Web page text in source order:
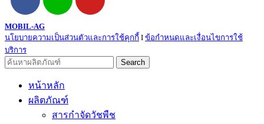
MOBIL-AG
นโยบายความเป็นส่วนตัวและการใช้คุกกี้ I ข้อกำหนดและเงื่อนไขการใช้
บริการ
Search
หน้าหลัก
ผลิตภัณฑ์
สารกำจัดวัชพืช